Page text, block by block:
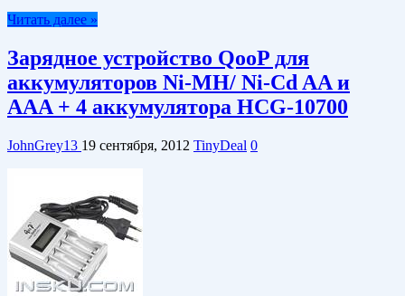
Читать далее »
Зарядное устройство QooP для
аккумуляторов Ni-MH/ Ni-Cd AA и
AAA + 4 аккумулятора HCG-10700
JohnGrey13 19 сентября, 2012 TinyDeal 0